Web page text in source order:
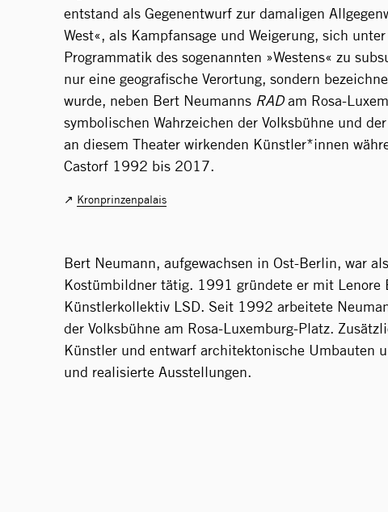
entstand als Gegenentwurf zur damaligen
West«, als Kampfansage und Weigerung, sich
Programmatik des sogenannten »Westens« zu
nur eine geografische Verortung, sondern
wurde, neben Bert Neumanns RADam Rosa-
symbolischen Wahrzeichen der Volksbühne und
an diesem Theater wirkenden Künstler*innen
Castorf 1992 bis 2017.
Kronprinzenpalais
Bert Neumann, aufgewachsen in Ost-Berlin, war
Kostümbildner tätig. 1991 gründete er mit Lenore
Künstlerkollektiv LSD. Seit 1992 arbeitete
der Volksbühne am Rosa-Luxemburg-Platz.
Künstler und entwarf architektonische Umbauten
und realisierte Ausstellungen.